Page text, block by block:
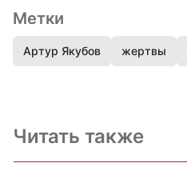
Метки
Артур Якубов жертвы
Читать также